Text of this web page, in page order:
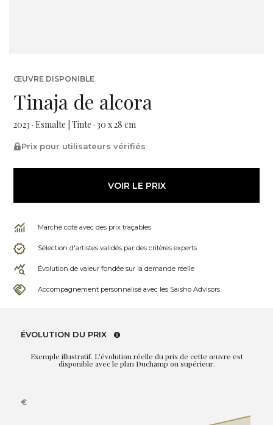
ŒUVRE DISPONIBLE
Tinaja de alcora
2023 · Esmalte | Tinte · 30 x 28 cm
Prix pour utilisateurs vérifiés
VOIR LE PRIX
Marché coté avec des prix traçables
Sélection d'artistes validés par des critères experts
Évolution de valeur fondée sur la demande réelle
Accompagnement personnalisé avec les Saisho Advisors
ÉVOLUTION DU PRIX
Exemple illustratif. L'évolution réelle du prix de cette œuvre est
disponible avec le plan Duchamp ou supérieur.